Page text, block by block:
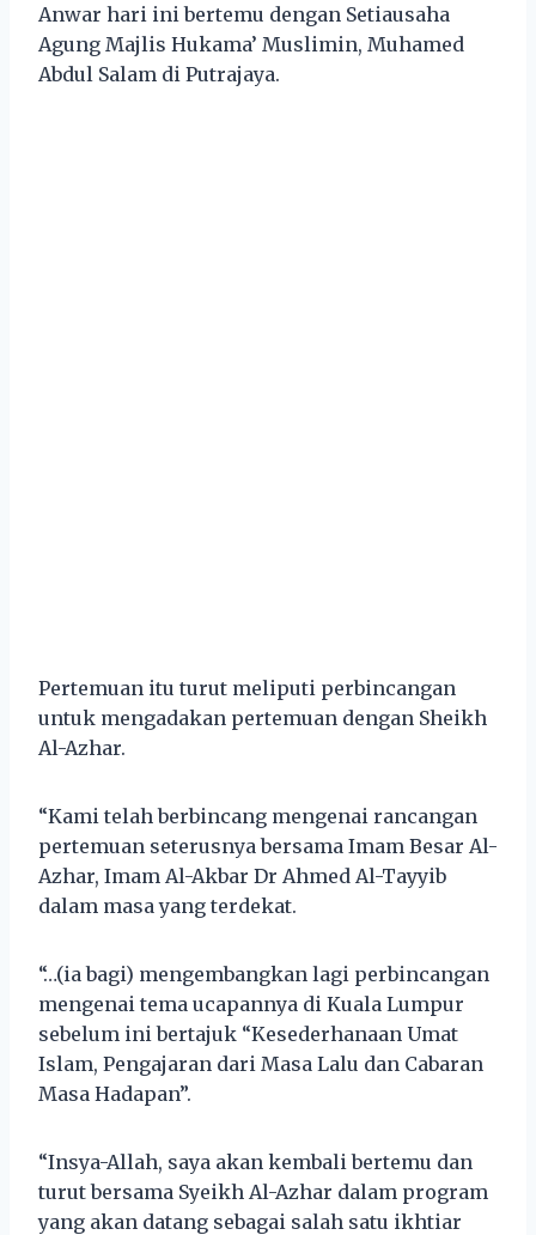
Anwar hari ini bertemu dengan Setiausaha
Agung Majlis Hukama’ Muslimin, Muhamed
Abdul Salam di Putrajaya.
Pertemuan itu turut meliputi perbincangan
untuk mengadakan pertemuan dengan Sheikh
Al-Azhar.
“Kami telah berbincang mengenai rancangan
pertemuan seterusnya bersama Imam Besar Al-
Azhar, Imam Al-Akbar Dr Ahmed Al-Tayyib
dalam masa yang terdekat.
“…(ia bagi) mengembangkan lagi perbincangan
mengenai tema ucapannya di Kuala Lumpur
sebelum ini bertajuk “Kesederhanaan Umat
Islam, Pengajaran dari Masa Lalu dan Cabaran
Masa Hadapan”.
“Insya-Allah, saya akan kembali bertemu dan
turut bersama Syeikh Al-Azhar dalam program
yang akan datang sebagai salah satu ikhtiar